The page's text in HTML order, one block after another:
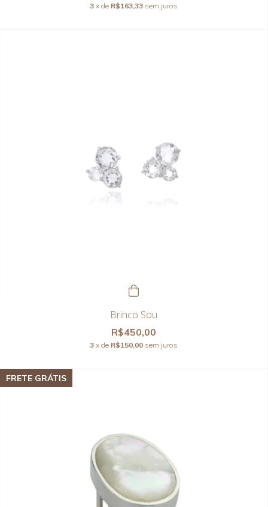
3 x de R$163,33 sem juros
Brinco Sou
R$450,00
3 x de R$150,00 sem juros
FRETE GRÁTIS